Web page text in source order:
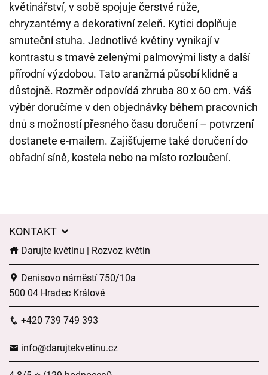
květinářství, v sobě spojuje čerstvé růže,
chryzantémy a dekorativní zeleň. Kytici doplňuje
smuteční stuha. Jednotlivé květiny vynikají v
kontrastu s tmavě zelenými palmovými listy a další
přírodní výzdobou. Tato aranžmá působí klidně a
důstojně. Rozměr odpovídá zhruba 80 x 60 cm. Váš
výběr doručíme v den objednávky během pracovních
dnů s možností přesného času doručení – potvrzení
dostanete e-mailem. Zajišťujeme také doručení do
obřadní síně, kostela nebo na místo rozloučení.
KONTAKT
Darujte květinu | Rozvoz květin
Denisovo náměstí 750/10a
500 04 Hradec Králové
+420 739 749 393
info@darujtekvetinu.cz